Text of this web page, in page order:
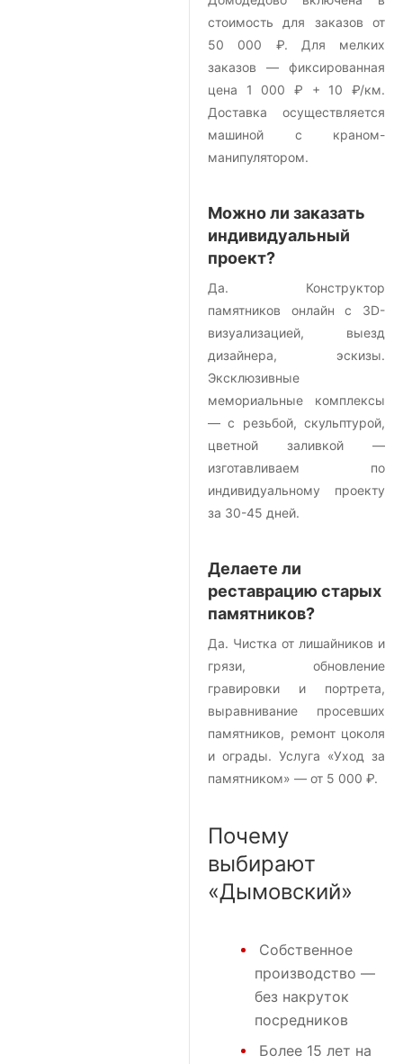
стоимость для заказов от
50 000 ₽. Для мелких
заказов — фиксированная
цена 1 000 ₽ + 10 ₽/км.
Доставка осуществляется
машиной с краном-
манипулятором.
Можно ли заказать
индивидуальный
проект?
Да. Конструктор
памятников онлайн с 3D-
визуализацией, выезд
дизайнера, эскизы.
Эксклюзивные
мемориальные комплексы
— с резьбой, скульптурой,
цветной заливкой —
изготавливаем по
индивидуальному проекту
за 30-45 дней.
Делаете ли
реставрацию старых
памятников?
Да. Чистка от лишайников и
грязи, обновление
гравировки и портрета,
выравнивание просевших
памятников, ремонт цоколя
и ограды. Услуга «Уход за
памятником» — от 5 000 ₽.
Почему
выбирают
«Дымовский»
Собственное
производство —
без накруток
посредников
Более 15 лет на